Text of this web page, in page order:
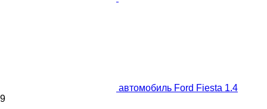
автомобиль Ford Fiesta 1.4
9